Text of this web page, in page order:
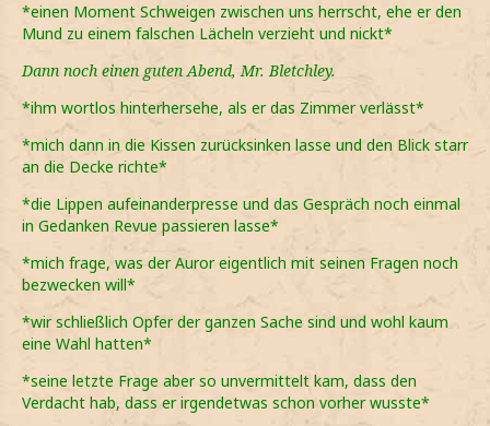
*einen Moment Schweigen zwischen uns herrscht, ehe er den
Mund zu einem falschen Lächeln verzieht und nickt*
Dann noch einen guten Abend, Mr. Bletchley.
*ihm wortlos hinterhersehe, als er das Zimmer verlässt*
*mich dann in die Kissen zurücksinken lasse und den Blick starr
an die Decke richte*
*die Lippen aufeinanderpresse und das Gespräch noch einmal
in Gedanken Revue passieren lasse*
*mich frage, was der Auror eigentlich mit seinen Fragen noch
bezwecken will*
*wir schließlich Opfer der ganzen Sache sind und wohl kaum
eine Wahl hatten*
*seine letzte Frage aber so unvermittelt kam, dass den
Verdacht hab, dass er irgendetwas schon vorher wusste*